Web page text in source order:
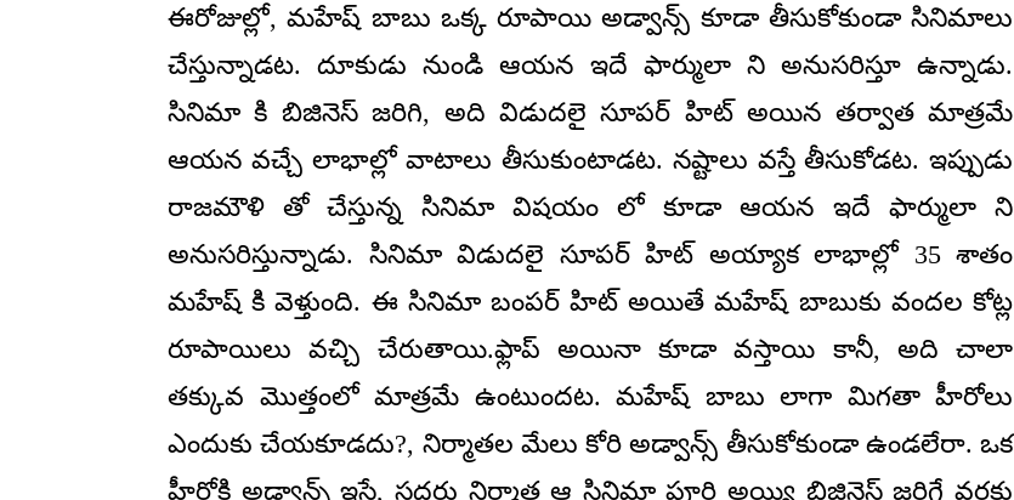
ఈరోజుల్లో, మహేష్ బాబు ఒక్క రూపాయి అడ్వాన్స్ కూడా తీసుకోకుండా సినిమాలు
చేస్తున్నాడట. దూకుడు నుండి ఆయన ఇదే ఫార్ములా ని అనుసరిస్తూ ఉన్నాడు.
సినిమా కి బిజినెస్ జరిగి, అది విడుదలై సూపర్ హిట్ అయిన తర్వాత మాత్రమే
ఆయన వచ్చే లాభాల్లో వాటాలు తీసుకుంటాడట. నష్టాలు వస్తే తీసుకోడట. ఇప్పుడు
రాజమౌళి తో చేస్తున్న సినిమా విషయం లో కూడా ఆయన ఇదే ఫార్ములా ని
అనుసరిస్తున్నాడు. సినిమా విడుదలై సూపర్ హిట్ అయ్యాక లాభాల్లో 35 శాతం
మహేష్ కి వెళ్తుంది. ఈ సినిమా బంపర్ హిట్ అయితే మహేష్ బాబుకు వందల కోట్ల
రూపాయిలు వచ్చి చేరుతాయి.ఫ్లాప్ అయినా కూడా వస్తాయి కానీ, అది చాలా
తక్కువ మొత్తంలో మాత్రమే ఉంటుందట. మహేష్ బాబు లాగా మిగతా హీరోలు
ఎందుకు చేయకూడదు?, నిర్మాతల మేలు కోరి అడ్వాన్స్ తీసుకోకుండా ఉండలేరా. ఒక
హీరోకి అడ్వాన్స్ ఇస్తే, సదరు నిర్మాత ఆ సినిమా పూర్తి అయ్యి బిజినెస్ జరిగే వరకు